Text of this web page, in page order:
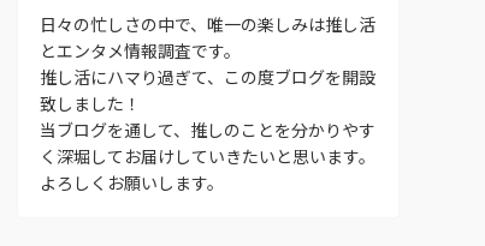
日々の忙しさの中で、唯一の楽しみは推し活
とエンタメ情報調査です。
推し活にハマり過ぎて、この度ブログを開設
致しました！
当ブログを通して、推しのことを分かりやす
く深堀してお届けしていきたいと思います。
よろしくお願いします。